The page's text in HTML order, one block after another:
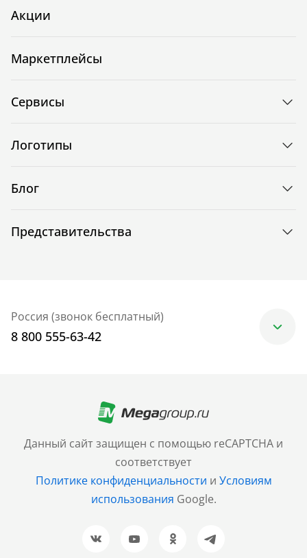
Данный сайт защищен с помощью reCAPTCHA и
соответствует
Политике конфиденциальности и Условиям
использования Google.
Акции
Маркетплейсы
Сервисы
Логотипы
Блог
Представительства
Россия (звонок бесплатный)
8 800 555-63-42
+7 (499) 705-30-10
Санкт-Петербург
+7 (812) 600-77-33
Барнаул
+7 (961) 999-93-93
Новосибирск